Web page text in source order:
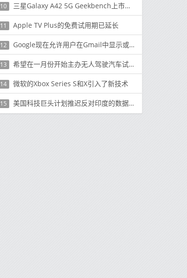
10 三星Galaxy A42 5G Geekbench上市发现; 可以由金鱼草690加油
11 Apple TV Plus的免费试用期已延长
12 Google现在允许用户在Gmail中显示或隐藏“开会”选项
13 希望在一月份开始主办无人驾驶汽车试验的三个城市中的提议
14 微软的Xbox Series S和X引入了新技术
15 美国科技巨头计划推迟反对印度的数据遏制计划